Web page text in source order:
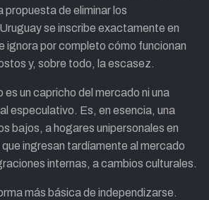
propuesta de eliminar los
se inscribe exactamente en
ignora por completo cómo funcionan
y, sobre todo, la escasez.
es un capricho del mercado ni una
especulativo. Es, en esencia, una
bajos, a hogares unipersonales en
ingresan tardíamente al mercado
internas, a cambios culturales.
más básica de independizarse.